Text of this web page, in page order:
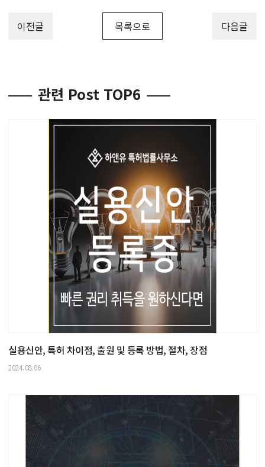
이전글 목록으로 다음글
관련 Post TOP6
실용신안, 특허 차이점, 출원 및 등록 방법, 절차, 장점
2024.08.06